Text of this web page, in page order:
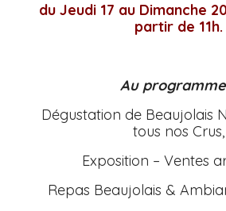
du Jeudi 17 au Dimanche
partir de 11h.
Au programme
Dégustation de Beaujolais
tous nos Crus,
Exposition – Ventes
Repas Beaujolais &